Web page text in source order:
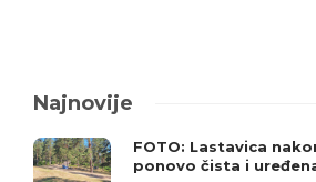
Najnovije
FOTO: Lastavica
ponovo čista i